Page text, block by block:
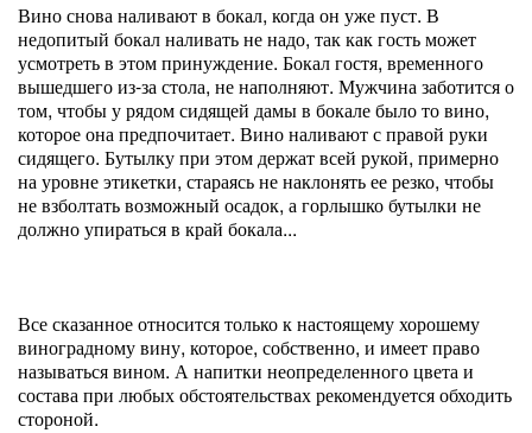
Вино снова наливают в бокал, когда он уже пуст. В
недопитый бокал наливать не надо, так как гость может
усмотреть в этом принуждение. Бокал гостя, временного
вышедшего из-за стола, не наполняют. Мужчина заботится о
том, чтобы у рядом сидящей дамы в бокале было то вино,
которое она предпочитает. Вино наливают с правой руки
сидящего. Бутылку при этом держат всей рукой, примерно
на уровне этикетки, стараясь не наклонять ее резко, чтобы
не взболтать возможный осадок, а горлышко бутылки не
должно упираться в край бокала...
Все сказанное относится только к настоящему хорошему
виноградному вину, которое, собственно, и имеет право
называться вином. А напитки неопределенного цвета и
состава при любых обстоятельствах рекомендуется обходить
стороной.